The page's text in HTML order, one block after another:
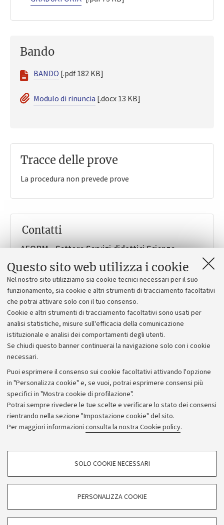
Questo sito web utilizza i cookie
Nel nostro sito utilizziamo sia cookie tecnici necessari per il suo
funzionamento, sia cookie e altri strumenti di tracciamento facoltativi
che potrai attivare solo con il tuo consenso.
Cookie e altri strumenti di tracciamento facoltativi sono usati per
analisi statistiche, misure sull'efficacia della comunicazione
istituzionale e analisi dei comportamenti degli utenti.
Se chiudi questo banner continuerai la navigazione solo con i cookie
necessari.
Puoi esprimere il consenso sui cookie facoltativi attivando l'opzione
in "Personalizza cookie" e, se vuoi, potrai esprimere consensi più
specifici in "Mostra cookie di profilazione".
Potrai sempre rivedere le tue scelte e verificare lo stato dei consensi
rientrando nella sezione "Impostazione cookie" del sito.
Per maggiori informazioni consulta la nostra Cookie policy.
COOKIE DI PROFILAZIONE - FACOLTATIVI
degli utenti, creare profili in base al loro comportamento sul sito, per analisi
di marketing.
SOLO COOKIE NECESSARI
PERSONALIZZA COOKIE
Bando
BANDO [.pdf 182 KB]
Modulo di rinuncia [.docx 13 KB]
Tracce delle prove
La procedura non prevede prove
Contatti
AFORM - Settore Servizi didattici Scienze -
Navile
Viale Berti Pichat 10
Bologna (BO)
scienzenavile.didattica@unibo.it
Orario
dal lunedì al venerdì dalle ore 9,30 alle ore 13,00 - via mail
Privacy
Note legali
NormAteneo
Impostazioni Cookie
©Copyright 2024 - ALMA MATER STUDIORUM - Università di